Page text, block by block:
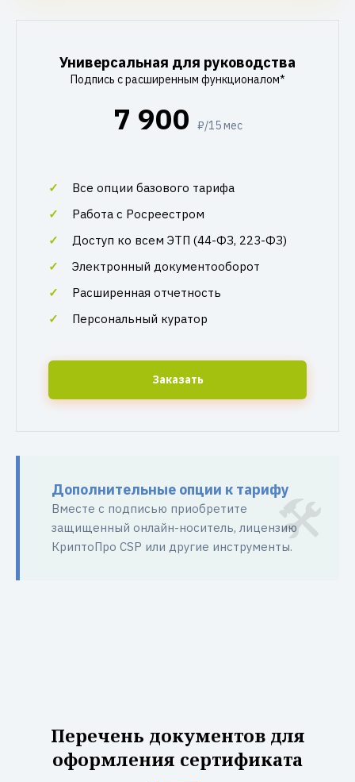
Универсальная для руководства
Подпись с расширенным функционалом*
7 900 ₽/15 мес
Все опции базового тарифа
Работа с Росреестром
Доступ ко всем ЭТП (44-ФЗ, 223-ФЗ)
Электронный документооборот
Расширенная отчетность
Персональный куратор
Заказать
Дополнительные опции к тарифу
Вместе с подписью приобретите
защищенный онлайн-носитель, лицензию
КриптоПро CSP или другие инструменты.
Перечень документов для
оформления сертификата